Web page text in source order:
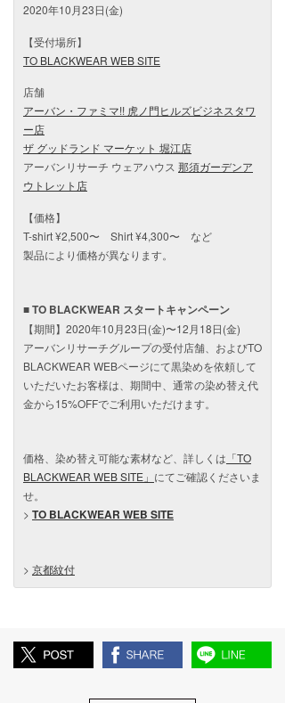
2020年10月23日(金)
【受付場所】
TO BLACKWEAR WEB SITE
店舗
アーバン・ファミマ!! 虎ノ門ヒルズビジネスタワ
ー店
ザ グッドランド マーケット 堀江店
アーバンリサーチ ウェアハウス 那須ガーデンア
ウトレット店
【価格】
T-shirt ¥2,500〜 Shirt ¥4,300〜 など
製品により価格が異なります。
■ TO BLACKWEAR スタートキャンペーン
【期間】2020年10月23日(金)〜12月18日(金)
アーバンリサーチグループの受付店舗、およびTO
BLACKWEAR WEBページにて黒染めを依頼して
いただいたお客様は、期間中、通常の染め替え代
金から15%OFFでご利用いただけます。
価格、染め替え可能な素材など、詳しくは 「TO
BLACKWEAR WEB SITE」 にてご確認くださいま
せ。
> TO BLACKWEAR WEB SITE
> 京都紋付